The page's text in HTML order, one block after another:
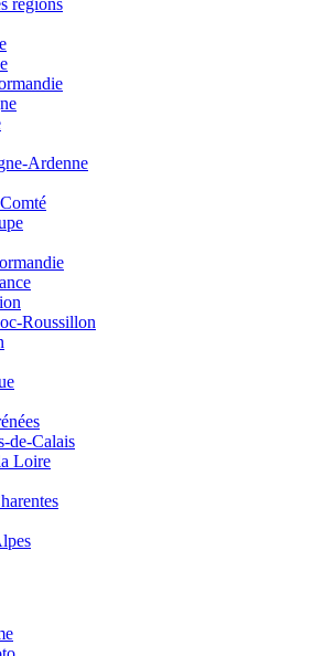
régions
Ardenne
Roussillon
de-Calais
Loire